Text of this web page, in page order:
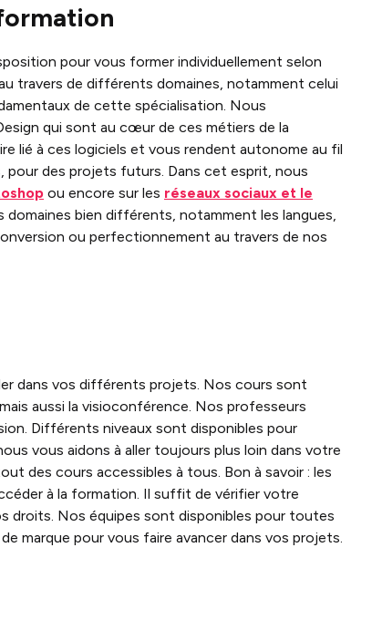
pour vous former individuellement selon
travers de différents domaines, notamment celui
de cette spécialisation. Nous
qui sont au cœur de ces métiers de la
lié à ces logiciels et vous rendent autonome au fil
des projets futurs. Dans cet esprit, nous
ou encore sur les réseaux sociaux et le
bien différents, notamment les langues,
ou perfectionnement au travers de nos
dans vos différents projets. Nos cours sont
aussi la visioconférence. Nos professeurs
Différents niveaux sont disponibles pour
vous aidons à aller toujours plus loin dans votre
des cours accessibles à tous. Bon à savoir : les
à la formation. Il suffit de vérifier votre
droits. Nos équipes sont disponibles pour toutes
marque pour vous faire avancer dans vos projets.